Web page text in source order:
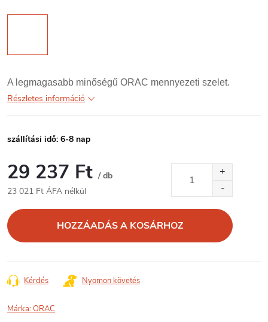
A legmagasabb minőségű ORAC mennyezeti szelet.
Részletes információ
szállítási idő: 6-8 nap
29 237 Ft / db
23 021 Ft ÁFA nélkül
HOZZÁADÁS A KOSÁRHOZ
Kérdés Nyomon követés
Márka:ORAC